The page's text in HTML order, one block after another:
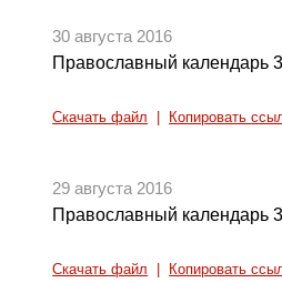
30 августа 2016
Православный календарь
Скачать файл Копировать
29 августа 2016
Православный календарь
Скачать файл Копировать